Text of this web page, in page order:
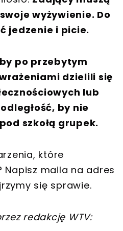
wyżywienie. Do
jedzenie i picie.
po przebytym
dzielili się
lub
by nie
szkołą grupek.
które
Napisz maila na adres
się sprawie.
redakcję WTV: